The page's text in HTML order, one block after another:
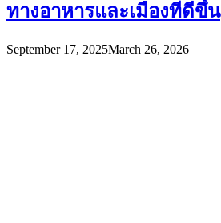
ทางอาหารและเมืองที่ดีขึ้น
September 17, 2025March 26, 2026